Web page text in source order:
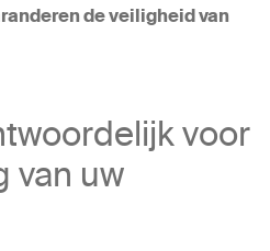
de veiligheid van
voor
van uw